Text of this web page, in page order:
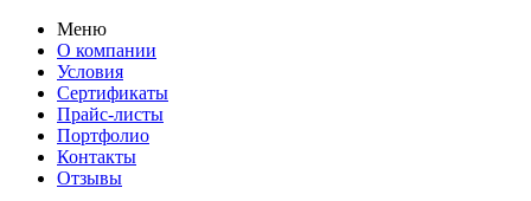
Меню
О компании
Условия
Сертификаты
Прайс-листы
Портфолио
Контакты
Отзывы